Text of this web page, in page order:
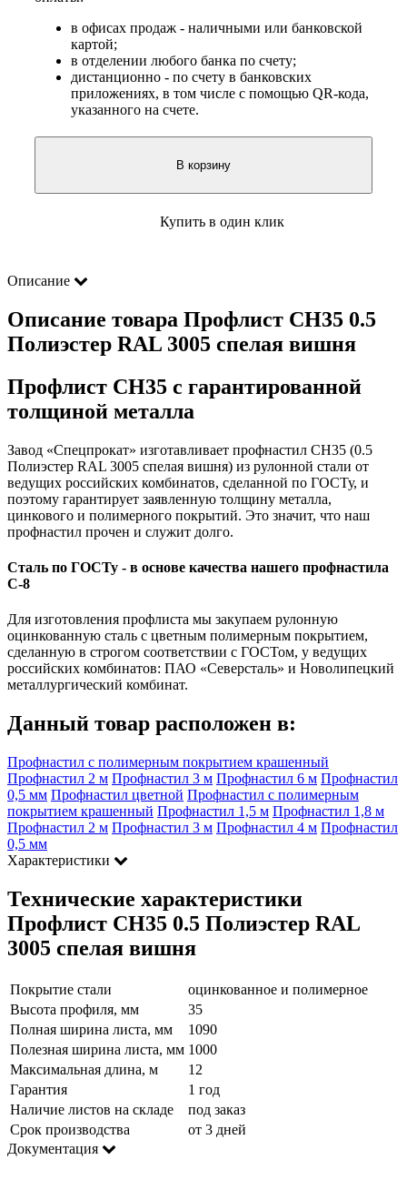
в офисах продаж - наличными или банковской
картой;
в отделении любого банка по счету;
дистанционно - по счету в банковских
приложениях, в том числе с помощью QR-кода,
указанного на счете.
В корзину
Купить в один клик
Описание
Описание товара Профлист СН35 0.5
Полиэстер RAL 3005 спелая вишня
Профлист СН35 с гарантированной
толщиной металла
Завод «Спецпрокат» изготавливает профнастил СН35 (0.5
Полиэстер RAL 3005 спелая вишня) из рулонной стали от
ведущих российских комбинатов, сделанной по ГОСТу, и
поэтому гарантирует заявленную толщину металла,
цинкового и полимерного покрытий. Это значит, что наш
профнастил прочен и служит долго.
Сталь по ГОСТу - в основе качества нашего профнастила
C-8
Для изготовления профлиста мы закупаем рулонную
оцинкованную сталь с цветным полимерным покрытием,
сделанную в строгом соответствии с ГОСТом, у ведущих
российских комбинатов: ПАО «Северсталь» и Новолипецкий
металлургический комбинат.
Данный товар расположен в:
Профнастил с полимерным покрытием крашенный
Профнастил 2 м Профнастил 3 м Профнастил 6 м Профнастил
0,5 мм Профнастил цветной Профнастил с полимерным
покрытием крашенный Профнастил 1,5 м Профнастил 1,8 м
Профнастил 2 м Профнастил 3 м Профнастил 4 м Профнастил
0,5 мм
Характеристики
Технические характеристики
Профлист СН35 0.5 Полиэстер RAL
3005 спелая вишня
Покрытие стали
оцинкованное и полимерное
Высота профиля, мм
35
Полная ширина листа, мм
1090
Полезная ширина листа, мм 1000
Максимальная длина, м
12
Гарантия
1 год
Наличие листов на складе
под заказ
Срок производства
от 3 дней
Документация